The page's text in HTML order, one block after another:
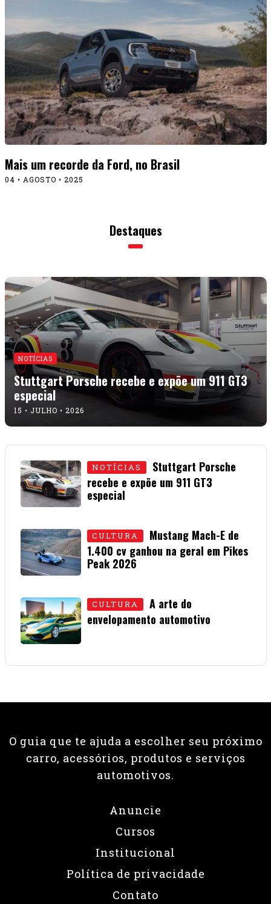
Mais um recorde da Ford, no Brasil
04 • AGOSTO • 2025
Destaques
NOTÍCIAS
Stuttgart Porsche recebe e expõe um 911 GT3
especial
15 • JULHO • 2026
NOTÍCIAS
Stuttgart Porsche
recebe e expõe um 911 GT3
especial
CULTURA
Mustang Mach-E de
1.400 cv ganhou na geral em Pikes
Peak 2026
CULTURA
A arte do
envelopamento automotivo
O guia que te ajuda a escolher seu próximo
carro, acessórios, produtos e serviços
automotivos.
Anuncie
Cursos
Institucional
Política de privacidade
Contato